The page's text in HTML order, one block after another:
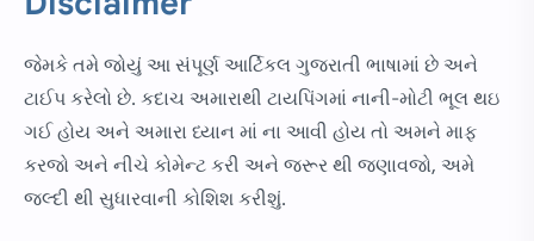
જેમકે તમે જોયું આ સંપૂર્ણ આર્ટિકલ ગુજરાતી ભાષામાં છે અને
ટાઈપ કરેલો છે. કદાચ અમારાથી ટાયપિંગમાં નાની-મોટી ભૂલ થઇ
ગઈ હોય અને અમારા ધ્યાન માં ના આવી હોય તો અમને માફ
કરજો અને નીચે કોમેન્ટ કરી અને જરૂર થી જણાવજો, અમે
જલ્દી થી સુધારવાની કોશિશ કરીશું.